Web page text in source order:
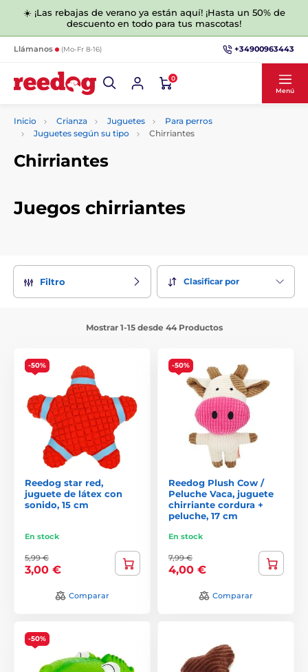
☀️ ¡Las rebajas de verano ya están aquí! ¡Hasta un 50% de
descuento en todo para tus mascotas!
Llámanos (Mo-Fr 8-16) +34900963443
0
Menú
Inicio Crianza Juguetes
Para perros
Juguetes según su tipo
Chirriantes
Chirriantes
Juegos chirriantes
Filtro Clasificar por
Mostrar 1-15 desde 44 Productos
-50%
Reedog star red,
juguete de látex con
sonido, 15 cm
En stock
5,99 €
3,00 €
Comparar
-50%
Reedog Plush Cow /
Peluche Vaca, juguete
chirriante cordura +
peluche, 17 cm
En stock
7,99 €
4,00 €
Comparar
-50%